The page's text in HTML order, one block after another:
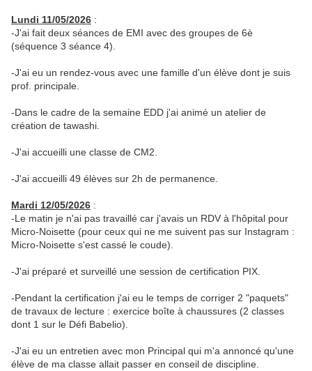
Lundi 11/05/2026 :
-J'ai fait deux séances de EMI avec des groupes de 6è
(séquence 3 séance 4).
-J'ai eu un rendez-vous avec une famille d'un élève dont je suis
prof. principale.
-Dans le cadre de la semaine EDD j'ai animé un atelier de
création de tawashi.
-J'ai accueilli une classe de CM2.
-J'ai accueilli 49 élèves sur 2h de permanence.
Mardi 12/05/2026 :
-Le matin je n'ai pas travaillé car j'avais un RDV à l'hôpital pour
Micro-Noisette (pour ceux qui ne me suivent pas sur Instagram :
Micro-Noisette s'est cassé le coude).
-J'ai préparé et surveillé une session de certification PIX.
-Pendant la certification j'ai eu le temps de corriger 2 "paquets"
de travaux de lecture : exercice boîte à chaussures (2 classes
dont 1 sur le Défi Babelio).
-J'ai eu un entretien avec mon Principal qui m'a annoncé qu'une
élève de ma classe allait passer en conseil de discipline.